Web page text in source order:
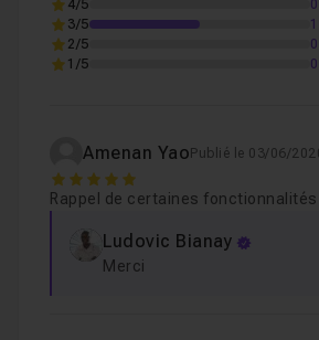
Leçon 3 Fonctionnalité de
Leçon 5
Leçon 6 Mises en forme des
4/5
0
3/5
1
2/5
0
1/5
0
Amenan Yao Publié le 03/06/
5
Rappel de certaines
Ludovic Bianay
Merci